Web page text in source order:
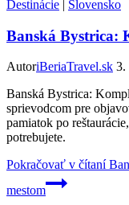
Destinácie | Slovensko
Banská Bystrica:
AutoriBeriaTravel.sk 3.
Banská Bystrica:
sprievodcom pre
pamiatok po
potrebujete.
Pokračovať v čítaní
mestom